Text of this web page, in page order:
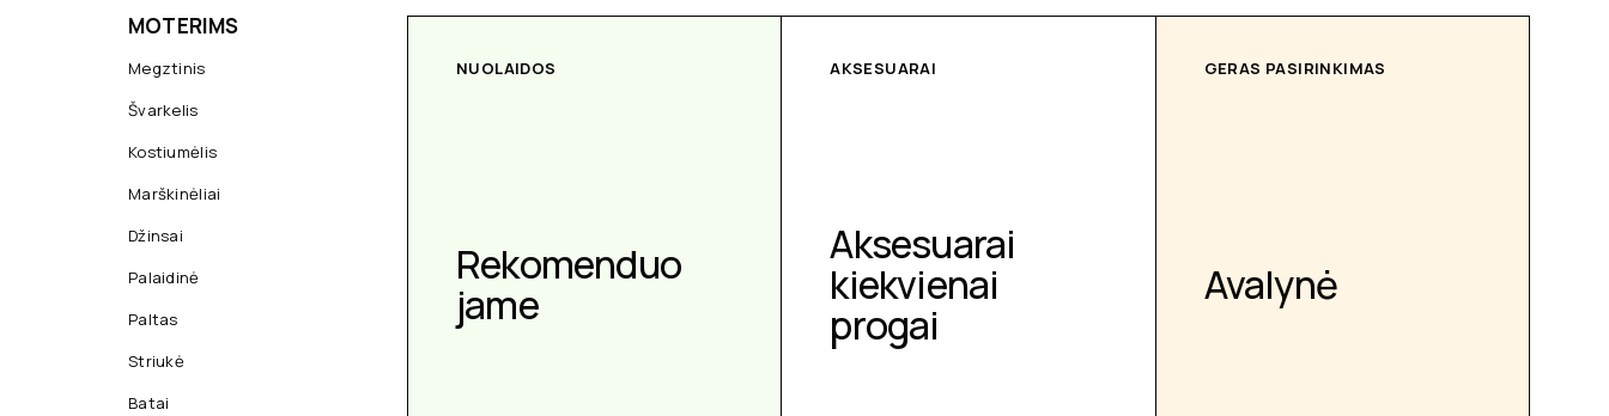
MOTERIMS
Megztinis
Švarkelis
Kostiumėlis
Marškinėliai
Džinsai
Palaidinė
Paltas
Striukė
Batai
NUOLAIDOS
Rekomenduo
jame
AKSESUARAI
Aksesuarai
kiekvienai
progai
GERAS PASIRINKIMAS
Avalynė